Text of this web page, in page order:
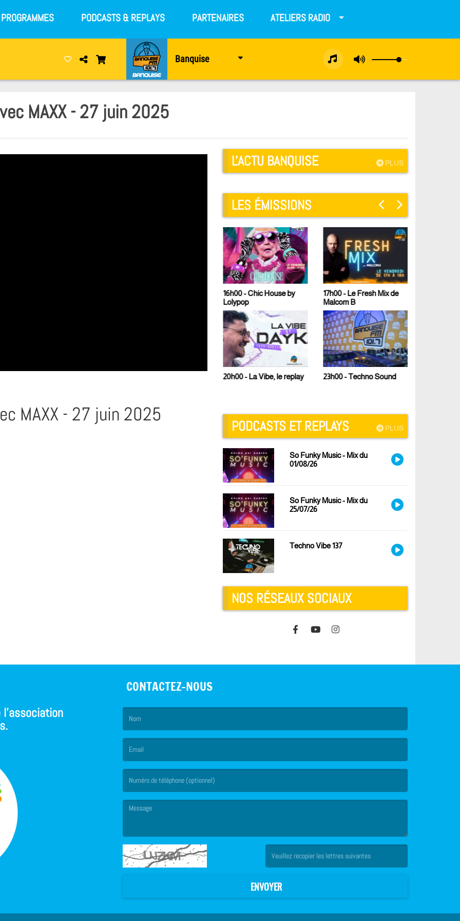
PODCASTS & REPLAYS PARTENAIRES ATELIERS RADIO
Banquise
MAXX - 27 juin 2025
MAXX - 27 juin 2025
PLUS
L'ACTU BANQUISE
LES ÉMISSIONS
16h00 - Chic House by
Lolypop
20h00 - La Vibe, le replay
17h00 - Le Fresh Mix de
Malcom B
23h00 - Techno Sound
PLUS
PODCASTS ET REPLAYS
So Funky Music - Mix du
01/08/26
So Funky Music - Mix du
25/07/26
Techno Vibe 137
NOS RÉSEAUX SOCIAUX
l'association
CONTACTEZ-NOUS
ENVOYER